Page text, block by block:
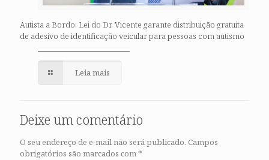
Autista a Bordo: Lei do Dr. Vicente garante distribuição gratuita
de adesivo de identificação veicular para pessoas com autismo
Leia mais
Deixe um comentário
O seu endereço de e-mail não será publicado. Campos
obrigatórios são marcados com*